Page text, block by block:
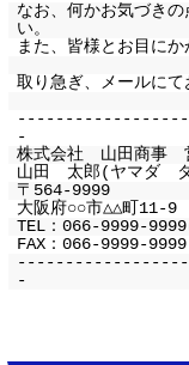
なお、何かお気づき
い。
また、皆様とお目にか
取り急ぎ、メールにて
-
株式会社 山田商事
山田 太郎(ヤマダ
〒564-9999
大阪府○○市△△町11-
TEL：066-9999-
FAX：066-9999-9999
-